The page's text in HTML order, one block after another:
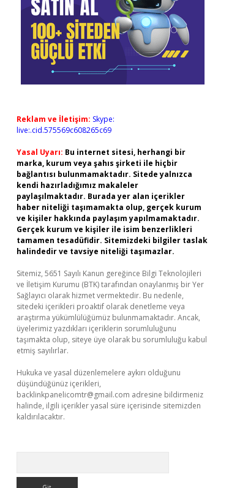
Reklam ve İletişim: Skype:
live:.cid.575569c608265c69
Yasal Uyarı: Bu internet sitesi, herhangi bir
marka, kurum veya şahıs şirketi ile hiçbir
bağlantısı bulunmamaktadır. Sitede yalnızca
kendi hazırladığımız makaleler
paylaşılmaktadır. Burada yer alan içerikler
haber niteliği taşımamakta olup, gerçek kurum
ve kişiler hakkında paylaşım yapılmamaktadır.
Gerçek kurum ve kişiler ile isim benzerlikleri
tamamen tesadüfidir. Sitemizdeki bilgiler taslak
halindedir ve tavsiye niteliği taşımazlar.
Sitemiz, 5651 Sayılı Kanun gereğince Bilgi Teknolojileri
ve İletişim Kurumu (BTK) tarafından onaylanmış bir Yer
Sağlayıcı olarak hizmet vermektedir. Bu nedenle,
sitedeki içerikleri proaktif olarak denetleme veya
araştırma yükümlülüğümüz bulunmamaktadır. Ancak,
üyelerimiz yazdıkları içeriklerin sorumluluğunu
taşımakta olup, siteye üye olarak bu sorumluluğu kabul
etmiş sayılırlar.
Hukuka ve yasal düzenlemelere aykırı olduğunu
düşündüğünüz içerikleri,
backlinkpanelicomtr@gmail.com adresine bildirmeniz
halinde, ilgili içerikler yasal süre içerisinde sitemizden
kaldırılacaktır.